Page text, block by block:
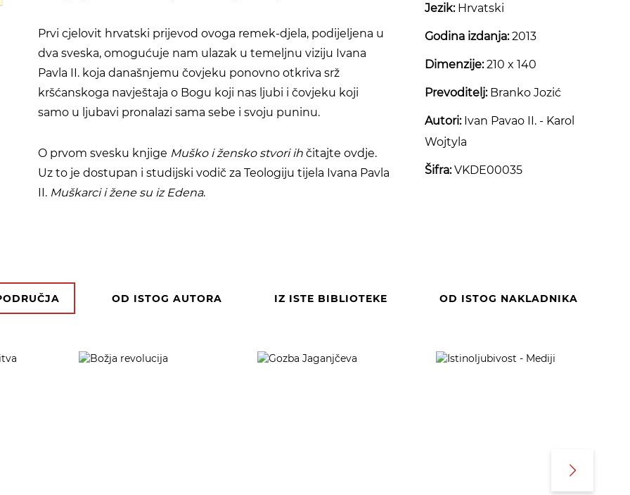
Jezik:Hrvatski
Godina izdanja:2013
Dimenzije:210 x 140
Prevoditelj:Branko Jozić
Autori:Ivan Pavao II. - Karol
Wojtyla
Šifra:VKDE00035
Prvi cjelovit hrvatski prijevod ovoga remek-djela, podijeljena u
dva sveska, omogućuje nam ulazak u temeljnu viziju Ivana
Pavla II. koja današnjemu čovjeku ponovno otkriva srž
kršćanskoga navještaja o Bogu koji nas ljubi i čovjeku koji
samo u ljubavi pronalazi sama sebe i svoju puninu.
O prvom svesku knjige Muško i žensko stvori ih čitajte ovdje.
Uz to je dostupan i studijski vodič za Teologiju tijela Ivana Pavla
II. Muškarci i žene su iz Edena.
OD ISTOG AUTORA IZ ISTE BIBLIOTEKE OD ISTOG NAKLADNIKA